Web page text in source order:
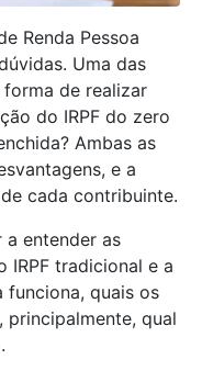
Renda Pessoa
Uma das
de realizar
do IRPF do zero
Ambas as
e a
cada contribuinte.
entender as
IRPF tradicional e a
funciona, quais os
principalmente, qual